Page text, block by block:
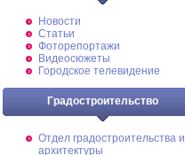
Новости
Статьи
Фоторепортажи
Видеосюжеты
Городское телевидение
Градостроительство
Отдел градостроительства и
архитектуры